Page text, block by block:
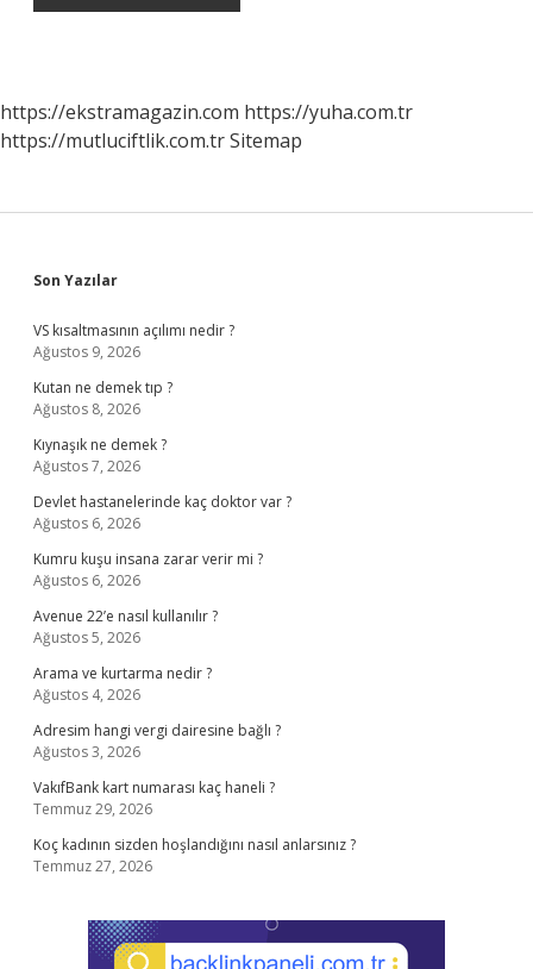
https://ekstramagazin.com https://yuha.com.tr
https://mutluciftlik.com.trSitemap
Sidebar
Son Yazılar
VS kısaltmasının açılımı nedir ?
Ağustos 9, 2026
Kutan ne demek tıp ?
Ağustos 8, 2026
Kıynaşık ne demek ?
Ağustos 7, 2026
Devlet hastanelerinde kaç doktor var ?
Ağustos 6, 2026
Kumru kuşu insana zarar verir mi ?
Ağustos 6, 2026
Avenue 22’e nasıl kullanılır ?
Ağustos 5, 2026
Arama ve kurtarma nedir ?
Ağustos 4, 2026
Adresim hangi vergi dairesine bağlı ?
Ağustos 3, 2026
VakıfBank kart numarası kaç haneli ?
Temmuz 29, 2026
Koç kadının sizden hoşlandığını nasıl anlarsınız ?
Temmuz 27, 2026